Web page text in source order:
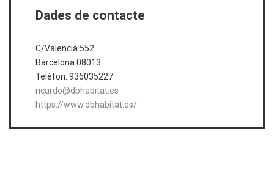
Dades de contacte
C/Valencia 552
Barcelona 08013
Telèfon: 936035227
ricardo@dbhabitat.es
https://www.dbhabitat.es/